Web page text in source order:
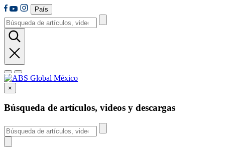
País
×
Búsqueda de artículos, videos y descargas